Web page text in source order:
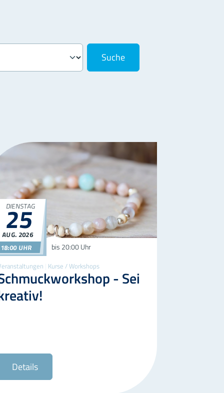
Kurse / Workshops
- Sei
DIENSTAG
25
AUG. 2026
18:00 UHR
25.08.2026
18:00
bis 20:00 Uhr
Details